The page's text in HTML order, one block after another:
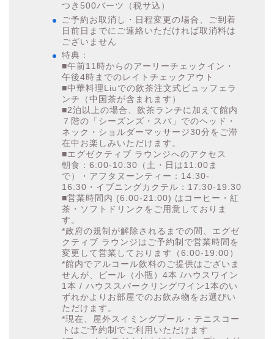
つき500バーツ（税サ込）
ご予約お取消し・日程変更の場合、ご到着
日前日までにご連絡いただければ取消料は
ございません
特典：
■午前11時からのアーリーチェックイン・
午後4時までのレイトチェックアウト
■中華料理Liuでの飲茶注文式ビュッフェラ
ンチ（中国茶が含まれます）
■2泊以上の場合、飲茶ランチに加えて館内
７階の「シーズンズ・スパ」でのヘッド・
ネック・ショルダーマッサージ30分をご滞
在中お楽しみいただけます。
■エグゼクティブ ラウンジへのアクセス
朝食：6:00-10:30（土・日は11:00ま
で）・アフタヌーンティー：14:30-
16:30・イブニングカクテル：17:30-19:30
■営業時間内 (6:00-21:00) はコーヒー・紅
茶・ソフトドリンクをご用意しておりま
す。
*政府の規制が解除されるまでの間、エグゼ
クティブ ラウンジはご予約制で営業時間を
変更して営業しております（6:00-19:00）
*館内でアルコール飲料のご提供はございま
せんが、ビール（小瓶）4本 /ハウスワイン
1本 / ハウススパークリングワイン1本のい
ずれかよりお部屋でのお飲み物をお選びい
ただけます。
*現在、屋外スイミングプール・テニスコー
トはご予約制でご利用いただけます